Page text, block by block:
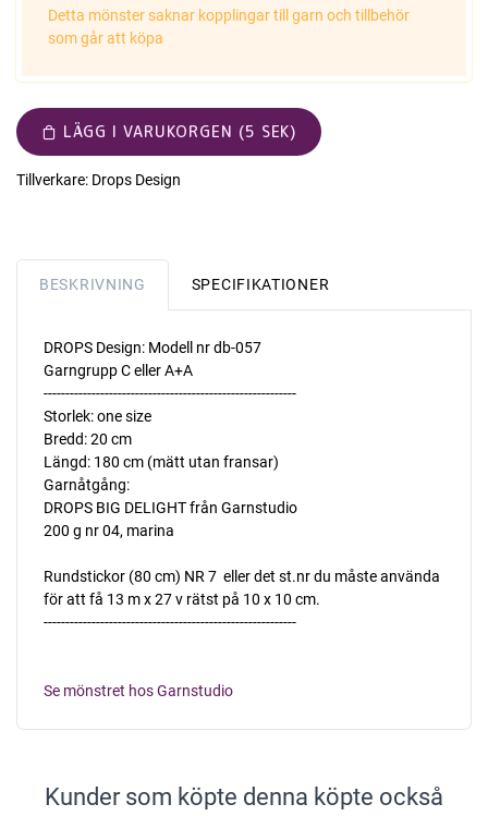
Detta mönster saknar kopplingar till garn och tillbehör
som går att köpa
LÄGG I VARUKORGEN (5 SEK)
Tillverkare: Drops Design
BESKRIVNING SPECIFIKATIONER
DROPS Design: Modell nr db-057
Garngrupp C eller A+A
----------------------------------------------------------
Storlek: one size
Bredd: 20 cm
Längd: 180 cm (mätt utan fransar)
Garnåtgång:
DROPS BIG DELIGHT från Garnstudio
200 g nr 04, marina
Rundstickor (80 cm) NR 7  eller det st.nr du måste använda
för att få 13 m x 27 v rätst på 10 x 10 cm.
----------------------------------------------------------
Se mönstret hos Garnstudio
Kunder som köpte denna köpte också